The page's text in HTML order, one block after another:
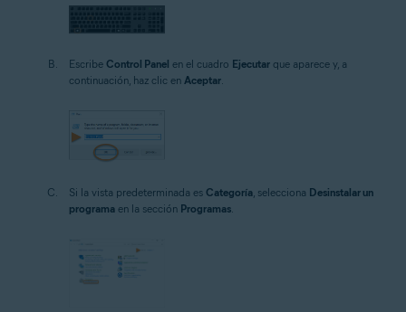
Escribe Control Panel en el cuadro Ejecutar que aparece y, a
continuación, haz clic en Aceptar
Si la vista predeterminada es Categoría , selecciona Desinstalar un
programa en la sección Programas